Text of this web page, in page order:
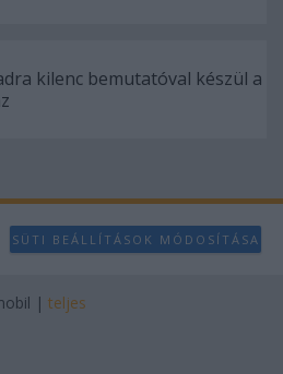
kilenc bemutatóval készül a
SÜTI BEÁLLÍTÁSOK MÓDOSÍTÁSA
| teljes